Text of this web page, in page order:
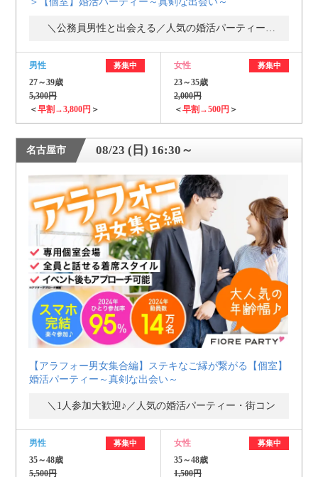
＼公務員男性と出会える／人気の婚活パーティー・街コン
男性 募集中
27～39歳
5,300円
＜早割→3,800円 ＞
女性 募集中
23～35歳
2,000円
＜早割→500円 ＞
名古屋市 08/23 (日) 16:30～
【アラフォー男女集合編】ステキなご縁が繋がる【個室】
婚活パーティー～真剣な出会い～
＼1人参加大歓迎♪／人気の婚活パーティー・街コン
男性 募集中
35～48歳
5,500円
女性 募集中
35～48歳
1,500円